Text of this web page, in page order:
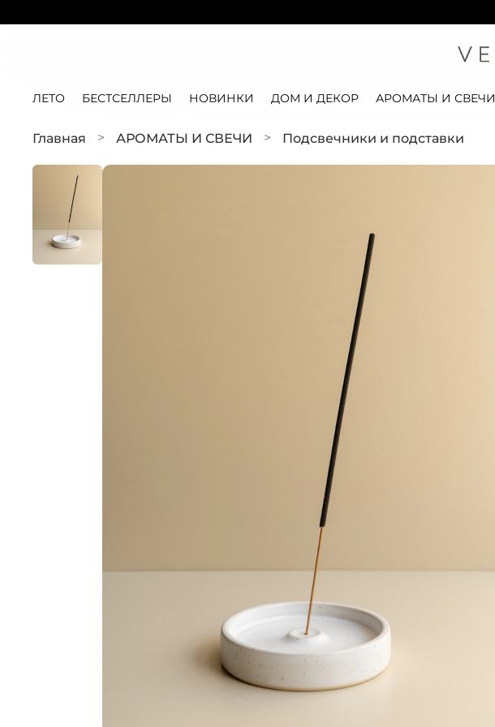
ЛЕТО БЕСТСЕЛЛЕРЫ НОВИНКИ ДОМ И ДЕКОР АРОМАТЫ И СВЕЧИ
Главная АРОМАТЫ И СВЕЧИ Подсвечники и подставки